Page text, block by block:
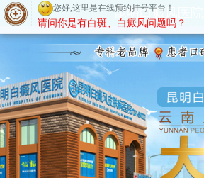
昆明白癜风医院
您好,这里是在线预约挂号平台！
请问你是有白斑、白癜风问题吗？